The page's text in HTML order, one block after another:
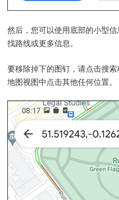
然后，您可以使用底部的小型
找路线或更多信息。
要移除掉下的图钉，请点击搜索
地图视图中点击其他任何位置。